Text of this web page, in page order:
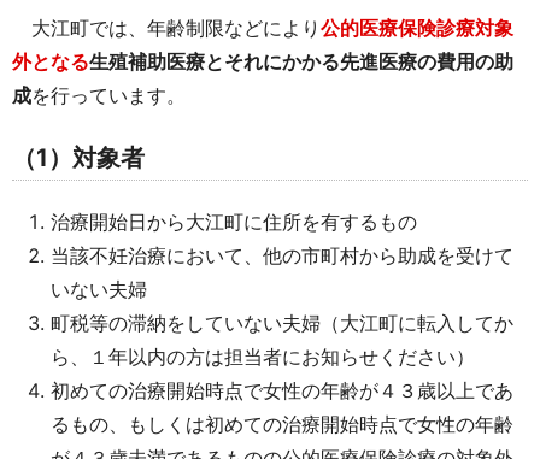
大江町では、年齢制限などにより 公的医療保険診療対象
外となる生殖補助医療とそれにかかる先進医療の費用の助
成を行っています。
（1）対象者
治療開始日から大江町に住所を有するもの
当該不妊治療において、他の市町村から助成を受けて
いない夫婦
町税等の滞納をしていない夫婦（大江町に転入してか
ら、１年以内の方は担当者にお知らせください）
初めての治療開始時点で女性の年齢が４３歳以上であ
るもの、もしくは初めての治療開始時点で女性の年齢